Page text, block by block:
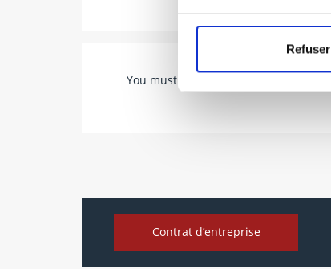
Refuser
You must be
Contrat d’entreprise